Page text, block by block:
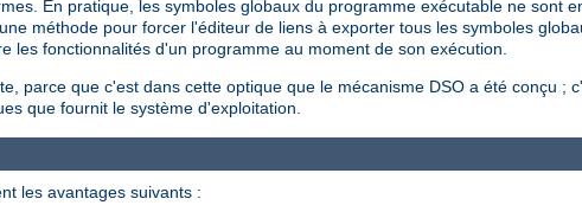
En pratique, les symboles globaux du programme exécutable ne sont
méthode pour forcer l'éditeur de liens à exporter tous les symboles
les fonctionnalités d'un programme au moment de son exécution.
parce que c'est dans cette optique que le mécanisme DSO a été conçu ;
que fournit le système d'exploitation.
les avantages suivants :